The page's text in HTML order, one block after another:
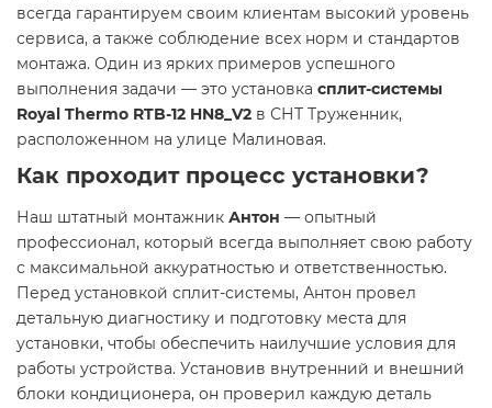
всегда гарантируем своим клиентам высокий уровень
сервиса, а также соблюдение всех норм и стандартов
монтажа. Один из ярких примеров успешного
выполнения задачи — это установка сплит-системы
Royal Thermo RTB-12 HN8_V2 в СНТ Труженник,
расположенном на улице Малиновая.
Как проходит процесс установки?
Наш штатный монтажник Антон — опытный
профессионал, который всегда выполняет свою работу
с максимальной аккуратностью и ответственностью.
Перед установкой сплит-системы, Антон провел
детальную диагностику и подготовку места для
установки, чтобы обеспечить наилучшие условия для
работы устройства. Установив внутренний и внешний
блоки кондиционера, он проверил каждую деталь